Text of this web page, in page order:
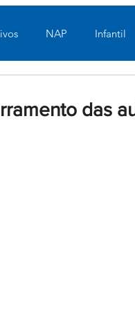
NAP Infantil
das